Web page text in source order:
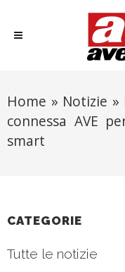
Home » Notizie »
connessa AVE
smart
CATEGORIE
Tutte le notizie